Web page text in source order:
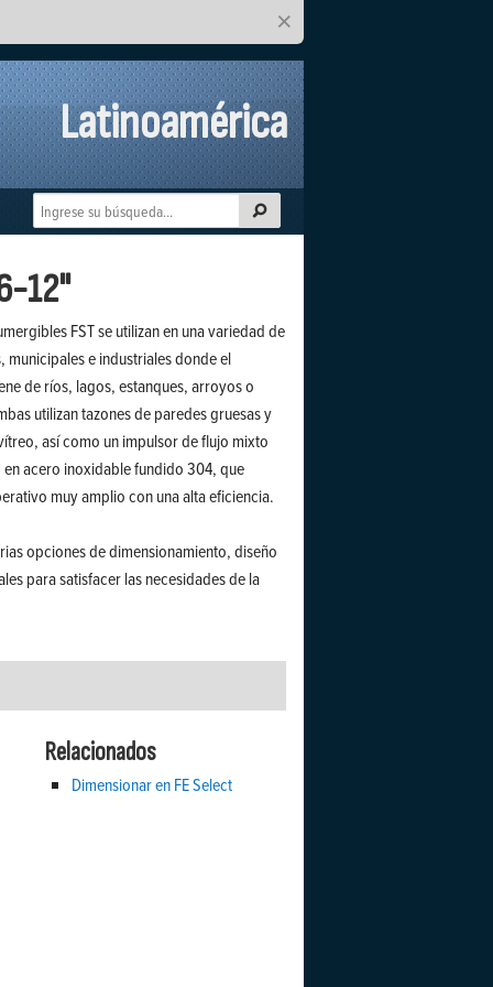
×
Latinoamérica
12"
FST se utilizan en una variedad de
e industriales donde el
de ríos, lagos, estanques, arroyos o
utilizan tazones de paredes gruesas y
así como un impulsor de flujo mixto
acero inoxidable fundido 304, que
muy amplio con una alta eficiencia.
opciones de dimensionamiento, diseño
para satisfacer las necesidades de la
Relacionados
Dimensionar en FE Select